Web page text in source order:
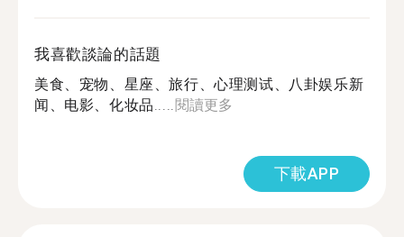
我喜歡談論的話題
美食、宠物、星座、旅行、心理测试、八卦娱乐新
闻、电影、化妆品.....閱讀更多
下載APP